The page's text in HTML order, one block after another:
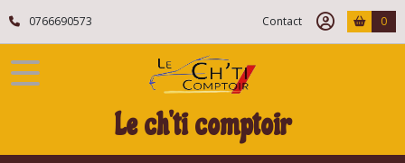
0766690573 Contact 0
Le ch'ti comptoir